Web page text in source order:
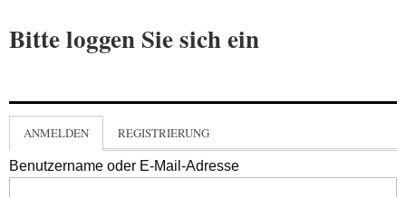
Bitte loggen Sie sich ein
ANMELDEN REGISTRIERUNG
Benutzername oder E-Mail-Adresse